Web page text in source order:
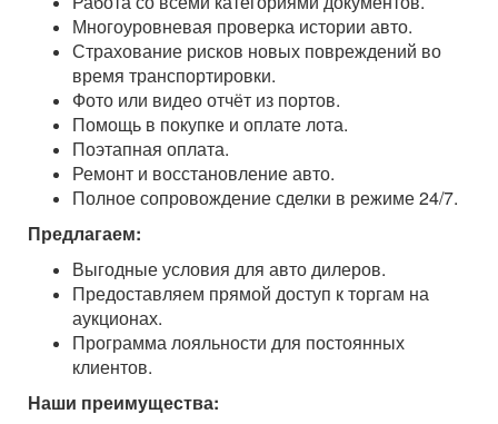
Многоуровневая проверка истории авто.
Страхование рисков новых повреждений во
время транспортировки.
Фото или видео отчёт из портов.
Помощь в покупке и оплате лота.
Поэтапная оплата.
Ремонт и восстановление авто.
Полное сопровождение сделки в режиме 24/7.
Предлагаем:
Выгодные условия для авто дилеров.
Предоставляем прямой доступ к торгам на
аукционах.
Программа лояльности для постоянных
клиентов.
Наши преимущества: